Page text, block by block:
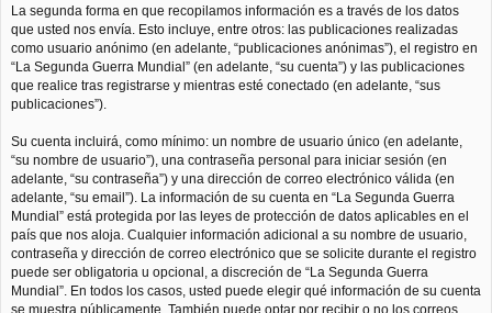
La segunda forma en que recopilamos información es a través de los datos
que usted nos envía. Esto incluye, entre otros: las publicaciones realizadas
como usuario anónimo (en adelante, “publicaciones anónimas”), el registro en
“La Segunda Guerra Mundial” (en adelante, “su cuenta”) y las publicaciones
que realice tras registrarse y mientras esté conectado (en adelante, “sus
publicaciones”).
Su cuenta incluirá, como mínimo: un nombre de usuario único (en adelante,
“su nombre de usuario”), una contraseña personal para iniciar sesión (en
adelante, “su contraseña”) y una dirección de correo electrónico válida (en
adelante, “su email”). La información de su cuenta en “La Segunda Guerra
Mundial” está protegida por las leyes de protección de datos aplicables en el
país que nos aloja. Cualquier información adicional a su nombre de usuario,
contraseña y dirección de correo electrónico que se solicite durante el registro
puede ser obligatoria u opcional, a discreción de “La Segunda Guerra
Mundial”. En todos los casos, usted puede elegir qué información de su cuenta
se muestra públicamente. También puede optar por recibir o no los correos